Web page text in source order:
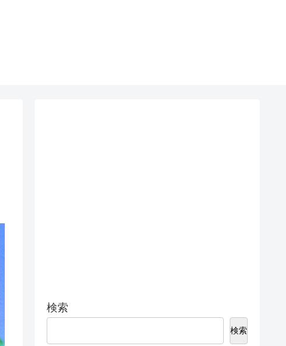
検索
検索